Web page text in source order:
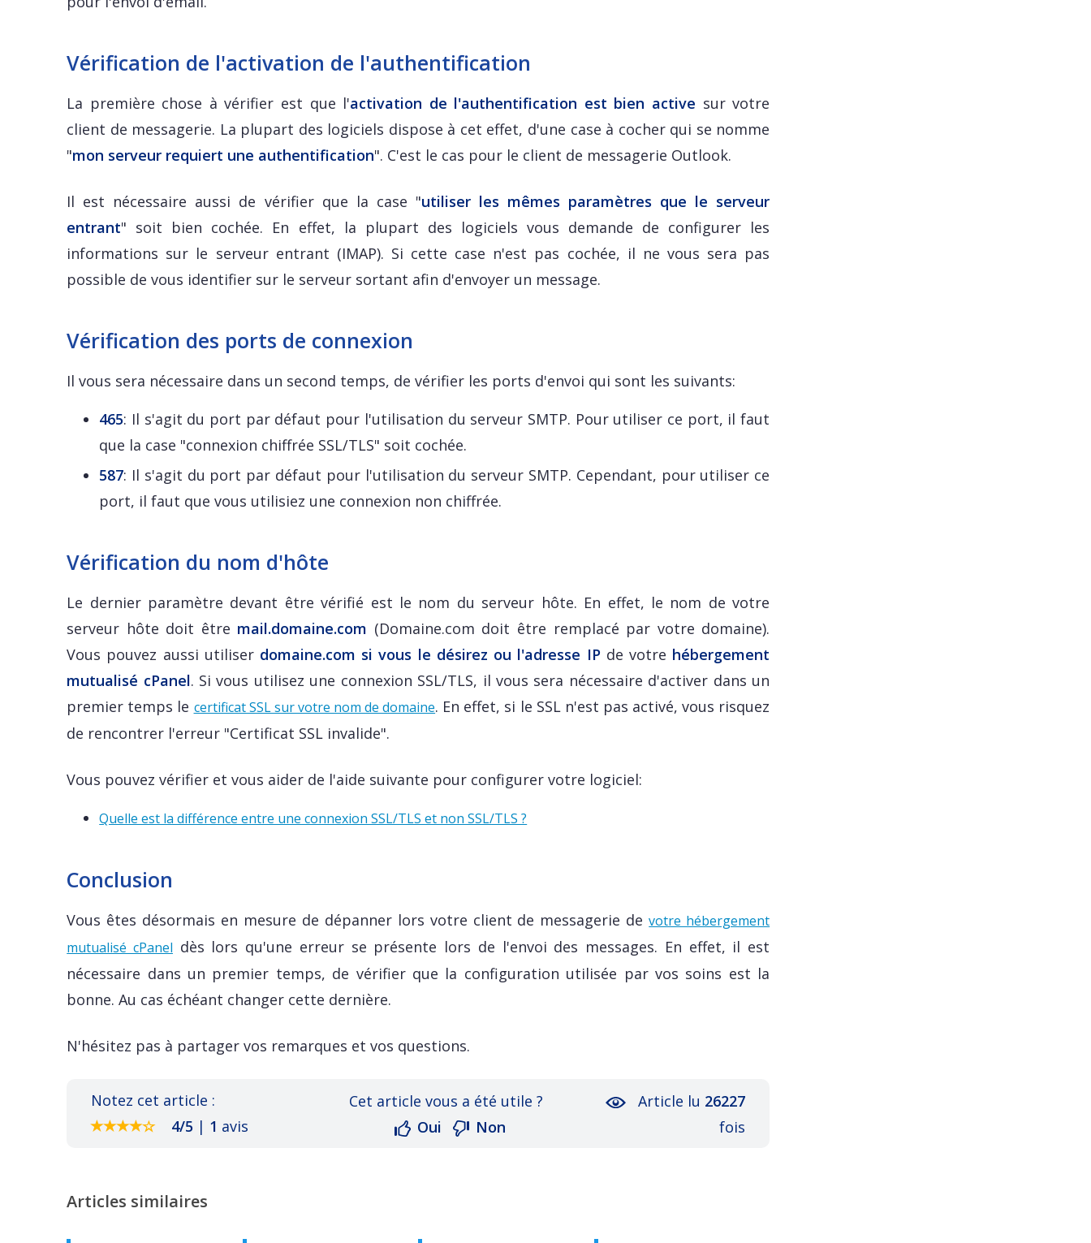
Vérification de l'activation de l'authentification
La première chose à vérifier est que l'activation de l'authentification est bien active sur votre
client de messagerie. La plupart des logiciels dispose à cet effet, d'une case à cocher qui se nomme
"mon serveur requiert une authentification". C'est le cas pour le client de messagerie Outlook.
Il est nécessaire aussi de vérifier que la case "utiliser les mêmes paramètres que le serveur
entrant" soit bien cochée. En effet, la plupart des logiciels vous demande de configurer les
informations sur le serveur entrant (IMAP). Si cette case n'est pas cochée, il ne vous sera pas
possible de vous identifier sur le serveur sortant afin d'envoyer un message.
Vérification des ports de connexion
Il vous sera nécessaire dans un second temps, de vérifier les ports d'envoi qui sont les suivants:
465: Il s'agit du port par défaut pour l'utilisation du serveur SMTP. Pour utiliser ce port, il faut
que la case "connexion chiffrée SSL/TLS" soit cochée.
587: Il s'agit du port par défaut pour l'utilisation du serveur SMTP. Cependant, pour utiliser ce
port, il faut que vous utilisiez une connexion non chiffrée.
Vérification du nom d'hôte
Le dernier paramètre devant être vérifié est le nom du serveur hôte. En effet, le nom de votre
serveur hôte doit être mail.domaine.com (Domaine.com doit être remplacé par votre domaine).
Vous pouvez aussi utiliser domaine.com si vous le désirez ou l'adresse IP de votre hébergement
mutualisé cPanel. Si vous utilisez une connexion SSL/TLS, il vous sera nécessaire d'activer dans un
premier temps le certificat SSL sur votre nom de domaine. En effet, si le SSL n'est pas activé, vous risquez
de rencontrer l'erreur "Certificat SSL invalide".
Vous pouvez vérifier et vous aider de l'aide suivante pour configurer votre logiciel:
Quelle est la différence entre une connexion SSL/TLS et non SSL/TLS ?
Conclusion
Vous êtes désormais en mesure de dépanner lors votre client de messagerie devotre hébergement
mutualisé cPanel dès lors qu'une erreur se présente lors de l'envoi des messages. En effet, il est
nécessaire dans un premier temps, de vérifier que la configuration utilisée par vos soins est la
bonne. Au cas échéant changer cette dernière.
N'hésitez pas à partager vos remarques et vos questions.
Notez cet article :
4/5 | 1 avis
Cet article vous a été utile ?
Oui
Non
Article lu 26227
fois
Articles similaires